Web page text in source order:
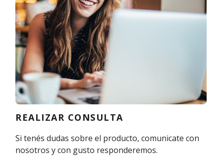
REALIZAR CONSULTA
Si tenés dudas sobre el producto, comunicate con
nosotros y con gusto responderemos.